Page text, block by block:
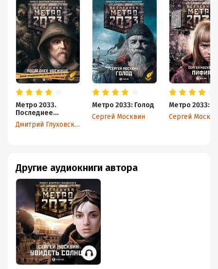
Метро 2033.
Последнее
убежище
(сборник)
Дмитрий Глуховский
Метро 2033: Голод
Сергей Москвин
Метро 2033:
Сергей
Другие аудиокниги автора